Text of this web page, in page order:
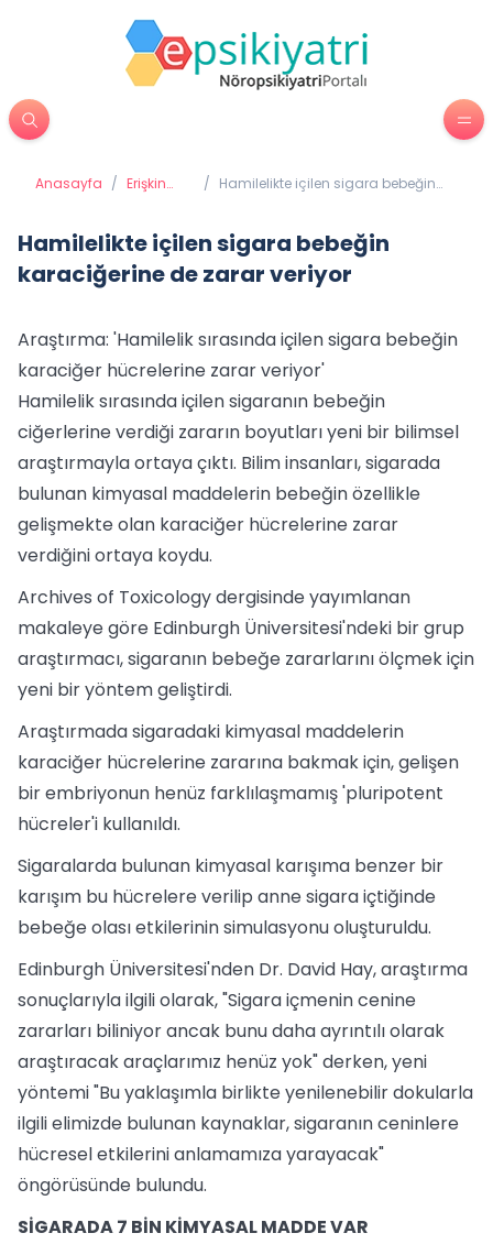
Anasayfa / Erişkin
/ Hamilelikte içilen sigara bebeğin
Hamilelikte içilen sigara bebeğin
karaciğerine de zarar veriyor
Araştırma: 'Hamilelik sırasında içilen sigara bebeğin
karaciğer hücrelerine zarar veriyor'
Hamilelik sırasında içilen sigaranın bebeğin
ciğerlerine verdiği zararın boyutları yeni bir bilimsel
araştırmayla ortaya çıktı. Bilim insanları, sigarada
bulunan kimyasal maddelerin bebeğin özellikle
gelişmekte olan karaciğer hücrelerine zarar
verdiğini ortaya koydu.
Archives of Toxicology dergisinde yayımlanan
makaleye göre Edinburgh Üniversitesi'ndeki bir grup
araştırmacı, sigaranın bebeğe zararlarını ölçmek için
yeni bir yöntem geliştirdi.
Araştırmada sigaradaki kimyasal maddelerin
karaciğer hücrelerine zararına bakmak için, gelişen
bir embriyonun henüz farklılaşmamış 'pluripotent
hücreler'i kullanıldı.
Sigaralarda bulunan kimyasal karışıma benzer bir
karışım bu hücrelere verilip anne sigara içtiğinde
bebeğe olası etkilerinin simulasyonu oluşturuldu.
Edinburgh Üniversitesi'nden Dr. David Hay, araştırma
sonuçlarıyla ilgili olarak, "Sigara içmenin cenine
zararları biliniyor ancak bunu daha ayrıntılı olarak
araştıracak araçlarımız henüz yok" derken, yeni
yöntemi "Bu yaklaşımla birlikte yenilenebilir dokularla
ilgili elimizde bulunan kaynaklar, sigaranın ceninlere
hücresel etkilerini anlamamıza yarayacak"
öngörüsünde bulundu.
SİGARADA 7 BİN KİMYASAL MADDE VAR